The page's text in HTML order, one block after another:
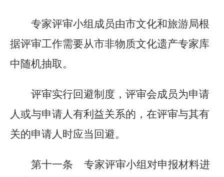
专家评审小组成员由市文化和旅游局根
据评审工作需要从市非物质文化遗产专家库
中随机抽取。
评审实行回避制度，评审会成员为申请
人或与申请人有利益关系的，在评审与其有
关的申请人时应当回避。
第十一条
专家评审小组对申报材料进